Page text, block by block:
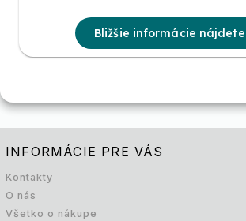
Bližšie informácie
INFORMÁCIE PRE VÁS
Kontakty
O nás
Všetko o nákupe